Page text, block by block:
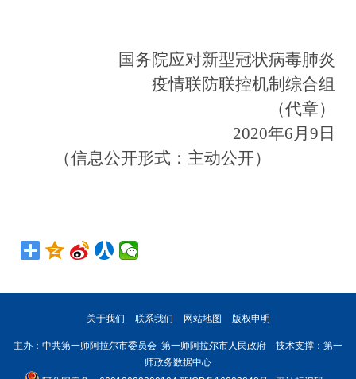
国务院应对新型冠状病毒肺炎
疫情联防联控机制综合组
（代章）
2020年6月9日
（信息公开形式：主动公开）
关于我们 联系我们 网站地图 版权申明
主办：中共第一师阿拉尔市委员会 第一师阿拉尔市人民政府 技术支撑：第一
师政务数据中心